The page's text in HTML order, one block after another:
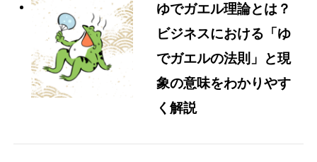
ゆでガエル理論とは？
ビジネスにおける「ゆ
でガエルの法則」と現
象の意味をわかりやす
く解説